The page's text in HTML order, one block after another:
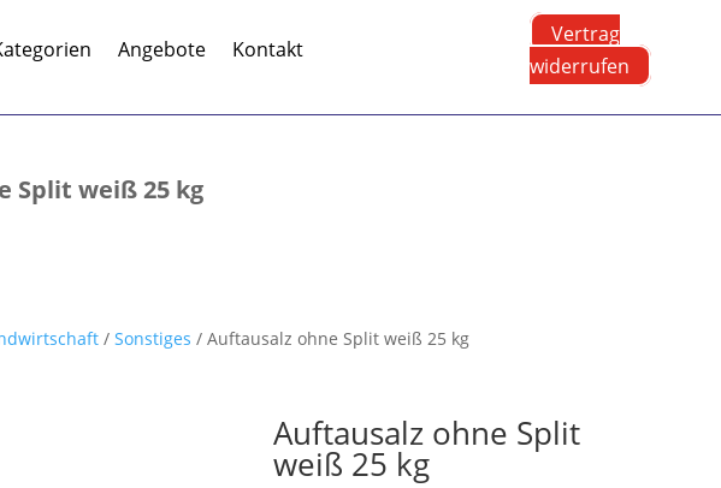
Angebote Kontakt
Vertrag
widerrufen
Split weiß 25 kg
/Sonstiges / Auftausalz ohne Split weiß 25 kg
Auftausalz ohne Split
weiß 25 kg